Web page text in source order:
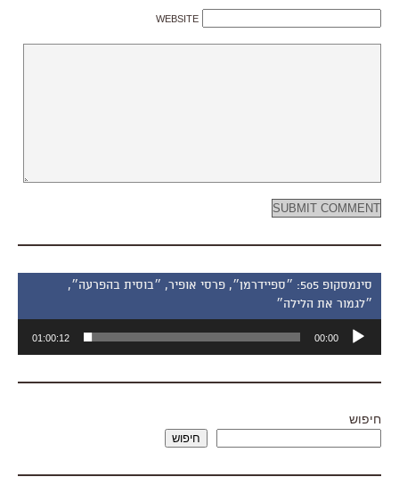
WEBSITE
סינמסקופ 505: ״ספיידרמן״, פרסי אופיר, ״בוסית בהפרעה״,
״לגמור את הלילה״
אודיו
00:00
01:00:12
חיפוש
חיפוש